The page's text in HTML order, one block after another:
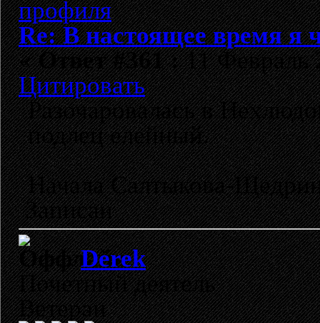
Re: В настоящее время я
«Ответ #361 :11 Февраль
Цитировать
Разочаровалась в
подлец елейный.
Начала Салтыкова-
Записан
Derek
Почетный деятель
Ветеран